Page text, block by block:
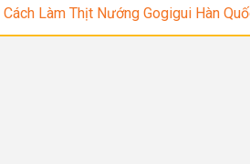
Cách Làm Thịt Nướng Gogigui Hàn